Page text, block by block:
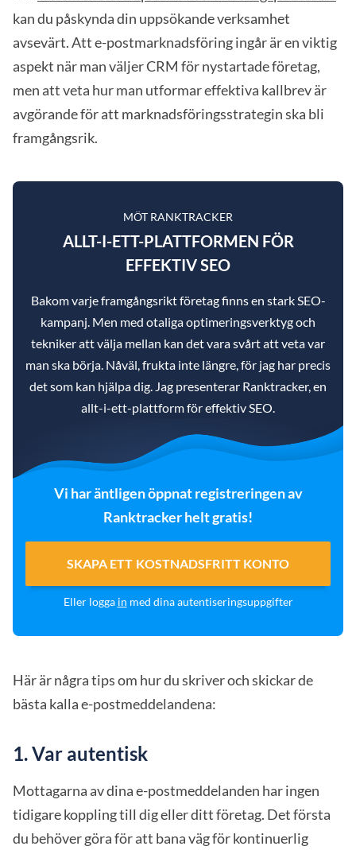
kan du påskynda din uppsökande verksamhet
avsevärt. Att e-postmarknadsföring ingår är en viktig
aspekt när man väljer CRM för nystartade företag,
men att veta hur man utformar effektiva kallbrev är
avgörande för att marknadsföringsstrategin ska bli
framgångsrik.
MÖT RANKTRACKER
ALLT-I-ETT-PLATTFORMEN FÖR
EFFEKTIV SEO
Bakom varje framgångsrikt företag finns en stark SEO-
kampanj. Men med otaliga optimeringsverktyg och
tekniker att välja mellan kan det vara svårt att veta var
man ska börja. Nåväl, frukta inte längre, för jag har precis
det som kan hjälpa dig. Jag presenterar Ranktracker, en
allt-i-ett-plattform för effektiv SEO.
Vi har äntligen öppnat registreringen av
Ranktracker helt gratis!
SKAPA ETT KOSTNADSFRITT KONTO
Eller logga in med dina autentiseringsuppgifter
Här är några tips om hur du skriver och skickar de
bästa kalla e-postmeddelandena:
1. Var autentisk
Mottagarna av dina e-postmeddelanden har ingen
tidigare koppling till dig eller ditt företag. Det första
du behöver göra för att bana väg för kontinuerlig